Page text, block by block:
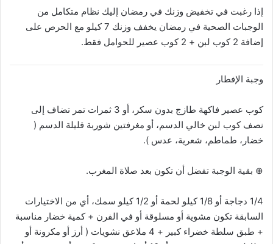
إذا رغبت في تخفيض وزنك في رمضان إليك نظام متكامل من
الوجبات الصحية في رمضان يخفف وزنك 7 كيلو مع الحرص على
إضافة 2 كوب لبن + 2 كوب عصير للحوامل فقط.
وجبة الإفطار
كوب عصير فاكهة طازج بدون سكر، أو 3 ثمرات تمر تضاف إلى
نصف كوب لبن خالي الدسم، أو مغرفتين شوربة قليلة الدسم (
خضار، طماطم، شعرية، عدس ).
⊕ بقية الوجبة تفضل أن تكون بعد صلاة المغرب.
1/4 دجاجة أو 1/8 كيلو لحمة أو 1/2 كيلو سمك، أي من الاختيارات
السابقة تكون مشوية أو مسلوقة أو في الفرن + كمية خضار مناسبة
+ طبق سلطة خضراء كبير + 4 ملاعق نشويات ( أرز أو مكرونة أو